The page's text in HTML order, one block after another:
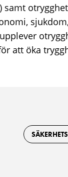
samt
att öka